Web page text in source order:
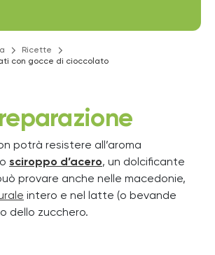
Ricette
con gocce di cioccolato
potrà resistere all’aroma
sciroppo d’acero, un dolcificante
provare anche nelle macedonie,
intero e nel latte (o bevande
dello zucchero.